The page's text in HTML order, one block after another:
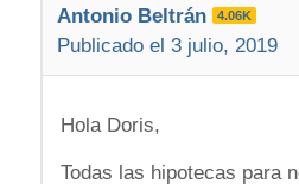
Antonio Beltrán 4.06K
Publicado el 3 julio, 2019
Hola Doris,
Todas las hipotecas para